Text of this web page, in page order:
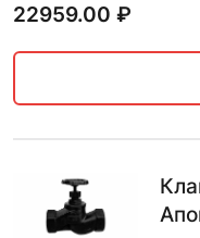
22959.00 ₽